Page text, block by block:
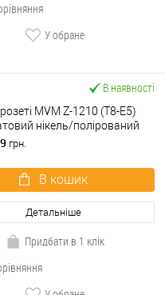
У обране
В наявності
MVM Z-1210 (T8-E5)
нікель/полірований
грн.
В кошик
Детальніше
Придбати в 1 клік